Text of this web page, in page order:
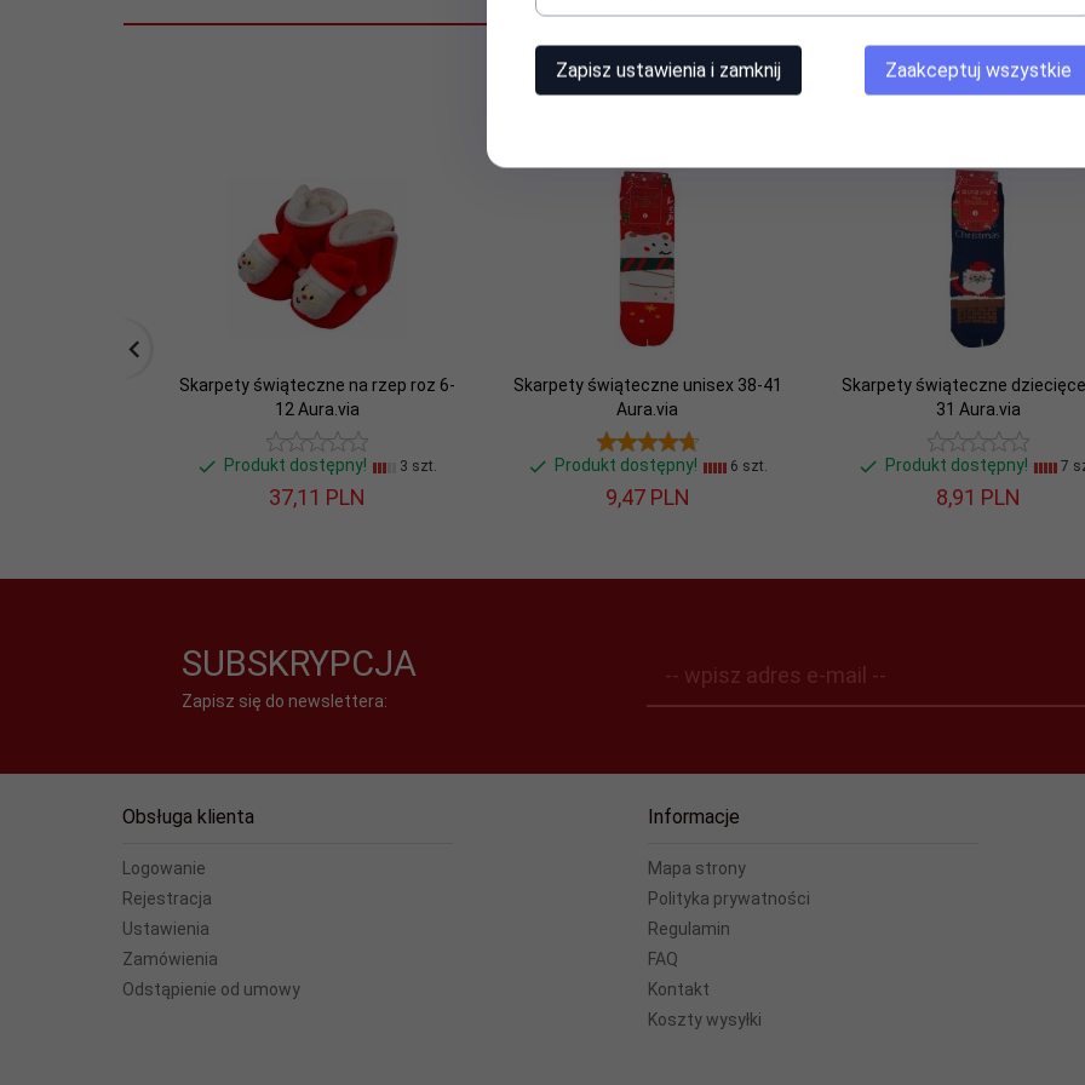
0-6 miesięcy
Polecamy
Skarpety świąteczne na rzep roz 6-
12 Aura.via
Produkt dostępny! 3 szt.
37,11 PLN
Skarpety świąteczne unisex 38-41
Aura.via
Produkt dostępny! 6 szt.
9,47 PLN
Skarpety świąteczne
31 Aura.via
Produkt dostępny! 7
8,91 PLN
SUBSKRYPCJA
Zapisz się do newslettera:
-- wpisz adres e-mail --
Obsługa klienta
Logowanie
Rejestracja
Ustawienia
Zamówienia
Odstąpienie od umowy
Informacje
Mapa strony
Polityka prywatności
Regulamin
FAQ
Kontakt
Koszty wysyłki
Zapisz ustawienia i zamknij Zaakceptuj wszystkie